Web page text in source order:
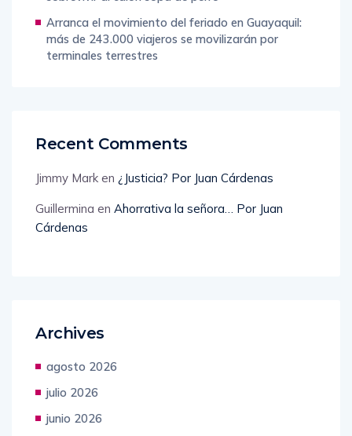
Arranca el movimiento del feriado en Guayaquil:
más de 243.000 viajeros se movilizarán por
terminales terrestres
Recent Comments
Jimmy Mark en ¿Justicia? Por Juan Cárdenas
Guillermina en Ahorrativa la señora… Por Juan
Cárdenas
Archives
agosto 2026
julio 2026
junio 2026